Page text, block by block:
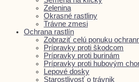
Zelenina
Okrasné rastliny
Trávne zmesi
Ochrana rastlín
Zobraziť celú ponuku
Prípravky proti škodcom
Prípravky proti burinám
Prípravky proti hubovým
Lepové dosky
Starostlivosť o trávnik